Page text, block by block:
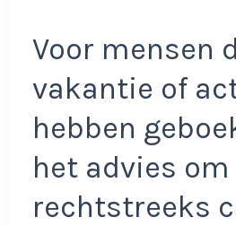
Voor mensen
vakantie of
hebben
het advies om
rechtstreeks